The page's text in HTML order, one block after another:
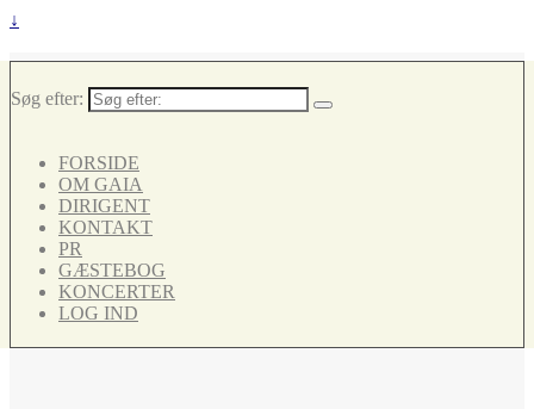
↓
Søg efter:
FORSIDE
OM GAIA
DIRIGENT
KONTAKT
PR
GÆSTEBOG
KONCERTER
LOG IND